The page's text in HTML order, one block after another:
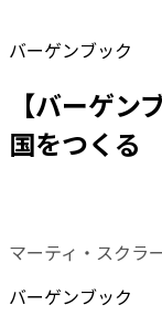
バーゲンブック
【バーゲン
国をつくる
マーティ・スクラ
バーゲンブック